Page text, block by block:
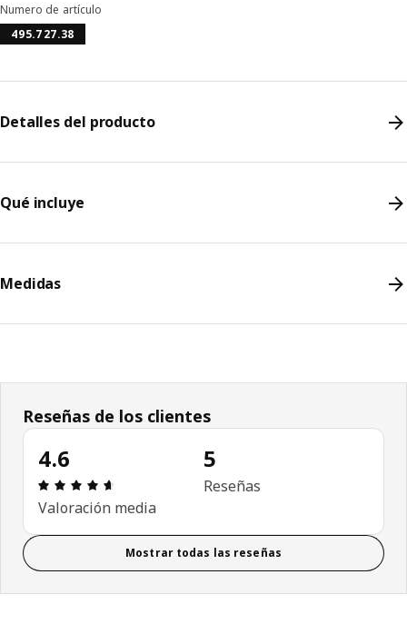
Numero de artículo
495.727.38
Detalles del producto
Qué incluye
Medidas
Reseñas de los clientes
4.6
Revisión: 4.6 fuera de 5 estrellas. Revisiones
Valoración media
5
Reseñas
Mostrar todas las reseñas